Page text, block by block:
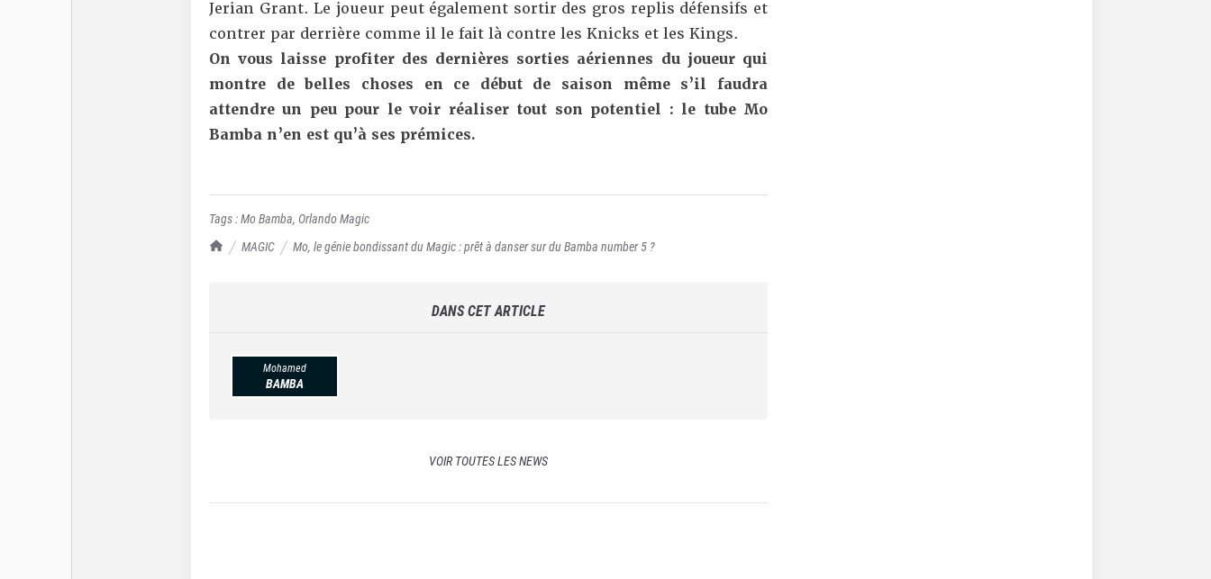
TrashTalk Actu NBA
MAGIC Mo, le génie bondissant du Magic : prêt à danser sur du Bamba number 5 ?
Jerian Grant. Le joueur peut également sortir des gros replis défensifs et
contrer par derrière comme il le fait là contre les Knicks et les Kings.
On vous laisse profiter des dernières sorties aériennes du joueur qui
montre de belles choses en ce début de saison même s’il faudra
attendre un peu pour le voir réaliser tout son potentiel : le tube Mo
Bamba n’en est qu’à ses prémices.
Tags :Mo Bamba, Orlando Magic
DANS CET ARTICLE
Mohamed
BAMBA
VOIR TOUTES LES NEWS